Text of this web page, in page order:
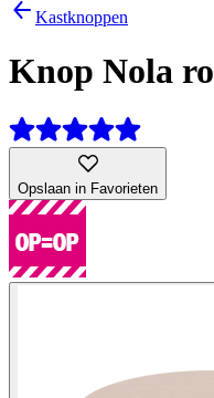
Kastknoppen
Knop Nola
Opslaan in Favorieten